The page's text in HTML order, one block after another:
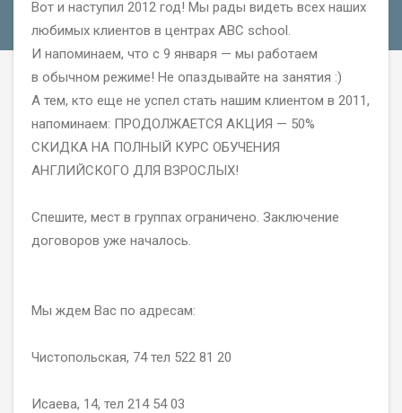
Вот и наступил 2012 год! Мы рады видеть всех наших
любимых клиентов в центрах ABC school.
И напоминаем, что с 9 января — мы работаем
в обычном режиме! Не опаздывайте на занятия :)
А тем, кто еще не успел стать нашим клиентом в 2011,
напоминаем: ПРОДОЛЖАЕТСЯ АКЦИЯ — 50%
СКИДКА НА ПОЛНЫЙ КУРС ОБУЧЕНИЯ
АНГЛИЙСКОГО ДЛЯ ВЗРОСЛЫХ!
Спешите, мест в группах ограничено. Заключение
договоров уже началось.
Мы ждем Вас по адресам:
Чистопольская, 74 тел 522 81 20
Исаева, 14, тел 214 54 03